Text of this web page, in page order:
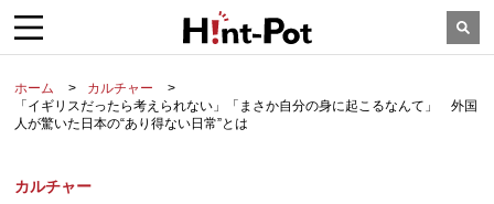
ホーム
カルチャー
「イギリスだったら考えられない」「まさか自分の身に起こるなんて」 外国
人が驚いた日本の“あり得ない日常”とは
カルチャー